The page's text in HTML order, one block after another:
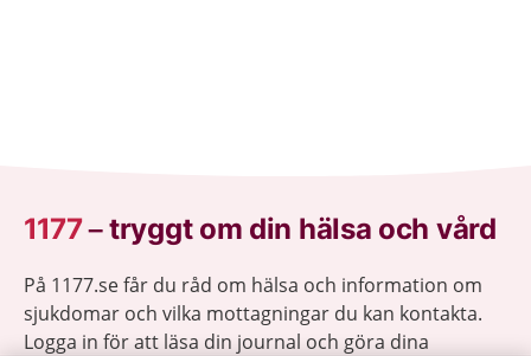
1177–tryggt om din hälsa och vård
På 1177.se får du råd om hälsa och information om
sjukdomar och vilka mottagningar du kan kontakta.
Logga in för att läsa din journal och göra dina